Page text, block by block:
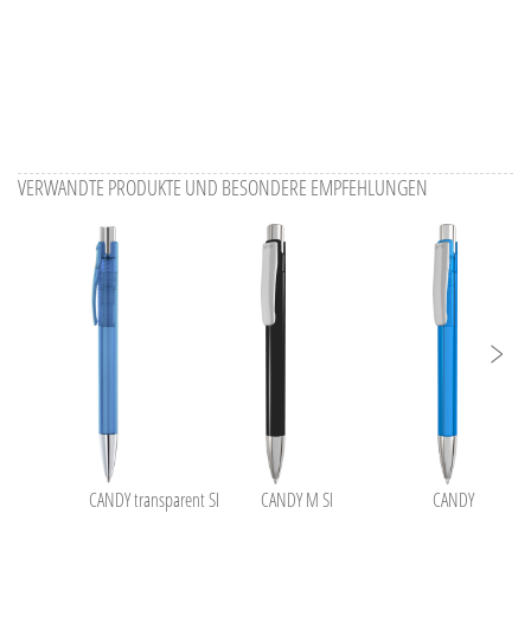
VERWANDTE PRODUKTE UND BESONDERE EMPFEHLUNGEN
CANDY transparent SI CANDY M SI CANDY